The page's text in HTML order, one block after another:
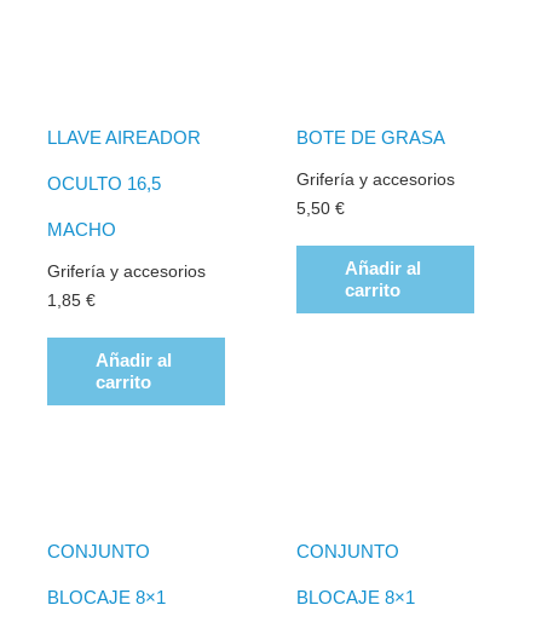
LLAVE AIREADOR
OCULTO 16,5
MACHO
Grifería y accesorios
1,85€
Añadir al
carrito
BOTE DE GRASA
Grifería y accesorios
5,50 €
Añadir al
carrito
CONJUNTO
BLOCAJE 8×1
CONJUNTO
BLOCAJE 8×1